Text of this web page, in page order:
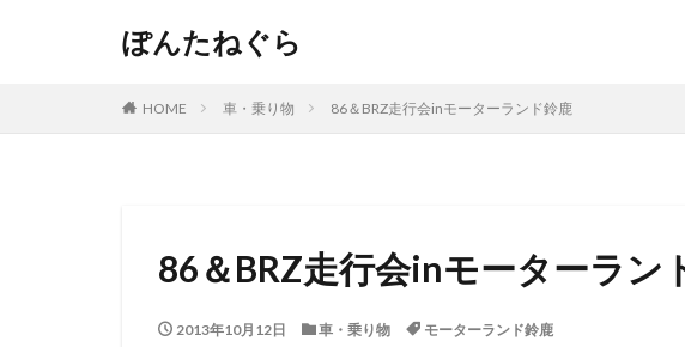
ぽんたねぐら
HOME 車・乗り物 86＆BRZ走行会inモーターランド鈴鹿
86＆BRZ走行会inモーターラン
2013年10月12日 車・乗り物 モーターランド鈴鹿